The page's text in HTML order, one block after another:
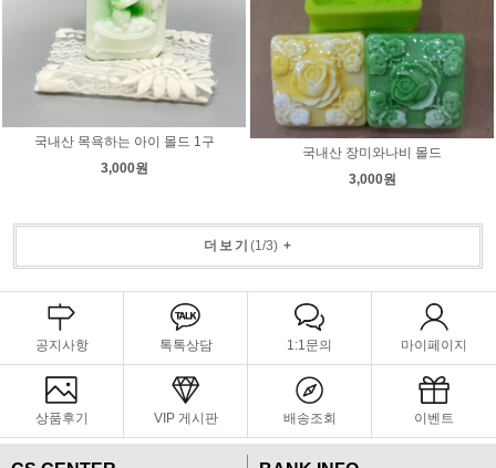
국내산 목욕하는 아이 몰드 1구
3,000원
국내산 장미와나비 몰드
3,000원
더보기 (1/3)+
공지사항 톡톡상담 1:1문의 마이페이지
상품후기 VIP 게시판 배송조회 이벤트